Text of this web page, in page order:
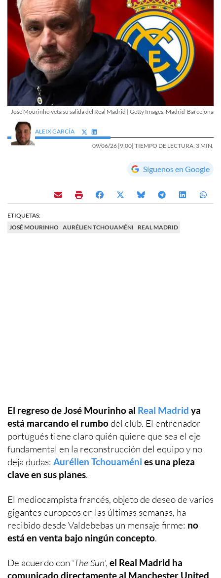
José Mourinho veta su salida del Real Madrid | Getty Images, Madrid-Barcelona
ALEIX GARCÍA
09/06/26 |9:00| TIEMPO DE LECTURA: 3 MIN.
Síguenos en Google
ETIQUETAS:
JOSÉ MOURINHO AURÉLIEN TCHOUAMÉNI REAL MADRID
El regreso de José Mourinho al Real Madrid ya
está marcando el rumbodel club. El entrenador
portugués tiene claro quién quiere que sea el eje
fundamental en la reconstrucción del equipo y no
deja dudas: Aurélien Tchouaméni es una pieza
clave en sus planes.
El mediocampista francés, objeto de deseo de varios
gigantes europeos en las últimas semanas, ha
recibido desde Valdebebas un mensaje firme: no
está en venta bajo ningún concepto.
De acuerdo con 'The Sun', el Real Madrid ha
comunicado directamente al Manchester United